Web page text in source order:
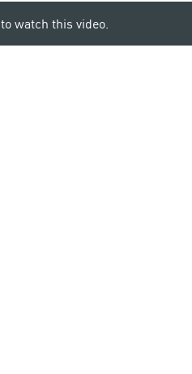
to watch this video.